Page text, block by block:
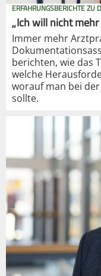
ERFAHRUNGSBERICHTE ZU
„Ich will nicht
Immer mehr
berichten, wie das
welche
worauf man bei
sollte.